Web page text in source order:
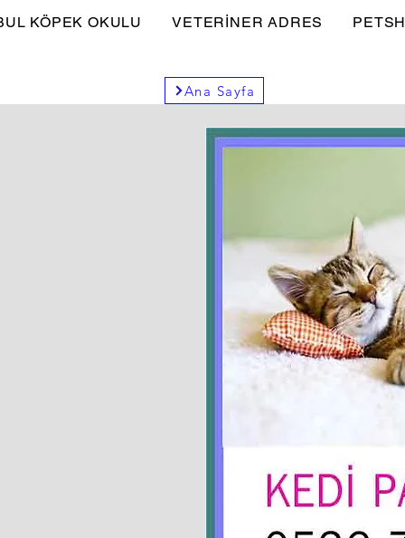
KÖPEK OKULU VETERİNER ADRES
Ana Sayfa